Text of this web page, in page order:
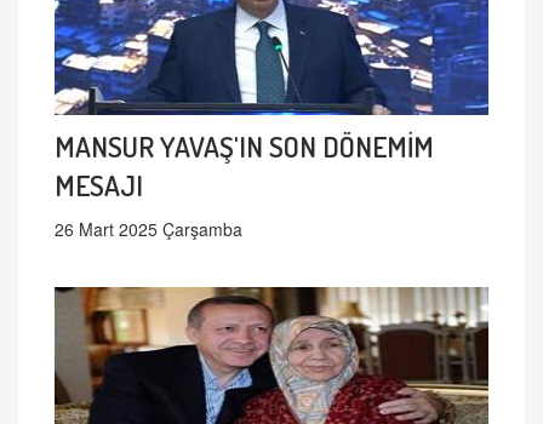
MANSUR YAVAŞ'IN SON DÖNEMİM
MESAJI
26 Mart 2025 Çarşamba